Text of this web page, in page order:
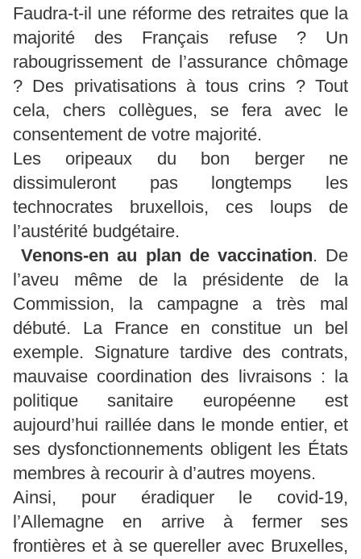
Faudra-t-il une réforme des retraites que la
majorité des Français refuse ? Un
rabougrissement de l’assurance chômage
? Des privatisations à tous crins ? Tout
cela, chers collègues, se fera avec le
consentement de votre majorité.
Les oripeaux du bon berger ne
dissimuleront pas longtemps les
technocrates bruxellois, ces loups de
l’austérité budgétaire.
Venons-en au plan de vaccination. De
l’aveu même de la présidente de la
Commission, la campagne a très mal
débuté. La France en constitue un bel
exemple. Signature tardive des contrats,
mauvaise coordination des livraisons : la
politique sanitaire européenne est
aujourd’hui raillée dans le monde entier, et
ses dysfonctionnements obligent les États
membres à recourir à d’autres moyens.
Ainsi, pour éradiquer le covid-19,
l’Allemagne en arrive à fermer ses
frontières et à se quereller avec Bruxelles,